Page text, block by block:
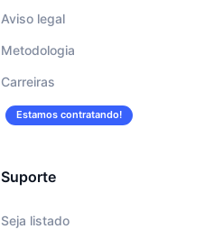
Aviso legal
Metodologia
Carreiras
Estamos contratando!
Suporte
Seja listado